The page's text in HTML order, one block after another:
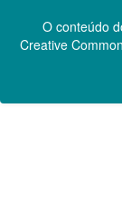
O conteúdo
Creative